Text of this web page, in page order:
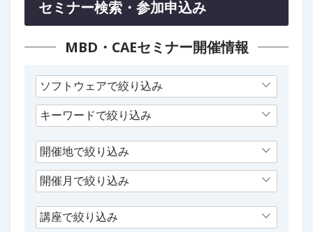
セミナー検索・参加申込み
MBD・CAEセミナー開催情報